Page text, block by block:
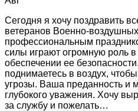
Сегодня я хочу поздравить
ветеранов Военно-
профессиональным
силы играют огромную роль
обеспечении ее
поднимаетесь в воздух,
угрозы. Ваша преданность и
глубокого уважения. Хочу
за службу и пожелать…